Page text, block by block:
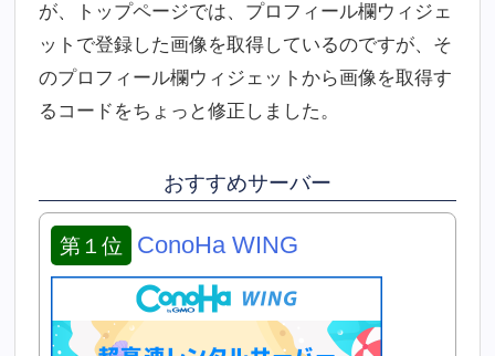
が、トップページでは、プロフィール欄ウィジェ
ットで登録した画像を取得しているのですが、そ
のプロフィール欄ウィジェットから画像を取得す
るコードをちょっと修正しました。
おすすめサーバー
第１位 ConoHa WING